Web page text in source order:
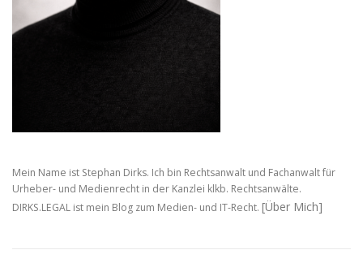
Mein Name ist Stephan Dirks. Ich bin Rechtsanwalt und Fachanwalt für
Urheber- und Medienrecht in der Kanzlei klkb. Rechtsanwälte.
DIRKS.LEGAL ist mein Blog zum Medien- und IT-Recht. [Über Mich]